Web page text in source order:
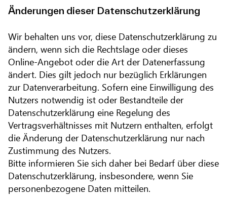
Änderungen dieser Datenschutzerklärung
Wir behalten uns vor, diese Datenschutzerklärung zu
ändern, wenn sich die Rechtslage oder dieses
Online-Angebot oder die Art der Datenerfassung
ändert. Dies gilt jedoch nur bezüglich Erklärungen
zur Datenverarbeitung. Sofern eine Einwilligung des
Nutzers notwendig ist oder Bestandteile der
Datenschutzerklärung eine Regelung des
Vertragsverhältnisses mit Nutzern enthalten, erfolgt
die Änderung der Datenschutzerklärung nur nach
Zustimmung des Nutzers.
Bitte informieren Sie sich daher bei Bedarf über diese
Datenschutzerklärung, insbesondere, wenn Sie
personenbezogene Daten mitteilen.